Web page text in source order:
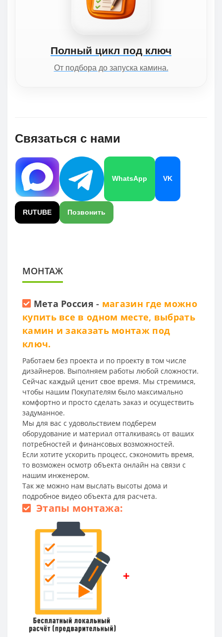
Полный цикл под ключ
От подбора до запуска камина.
Связаться с нами
WhatsApp VK
RUTUBE Позвонить
МОНТАЖ
Мета Россия - магазин где можно
купить все в одном месте, выбрать
камин и заказать монтаж под
ключ.
Работаем без проекта и по проекту в том числе
дизайнеров. Выполняем работы любой сложности.
Сейчас каждый ценит свое время. Мы стремимся,
чтобы нашим Покупателям было максимально
комфортно и просто сделать заказ и осуществить
задуманное.
Мы для вас с удовольствием подберем
оборудование и материал отталкиваясь от ваших
потребностей и финансовых возможностей.
Если хотите ускорить процесс, сэкономить время,
то возможен осмотр объекта онлайн на связи с
нашим инженером.
Так же можно нам выслать высоты дома и
подробное видео объекта для расчета.
Этапы монтажа:
+